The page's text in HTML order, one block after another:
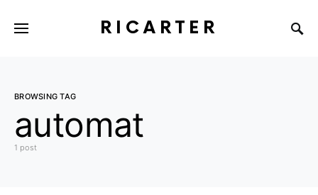
RICARTER
BROWSING TAG
automat
1 post